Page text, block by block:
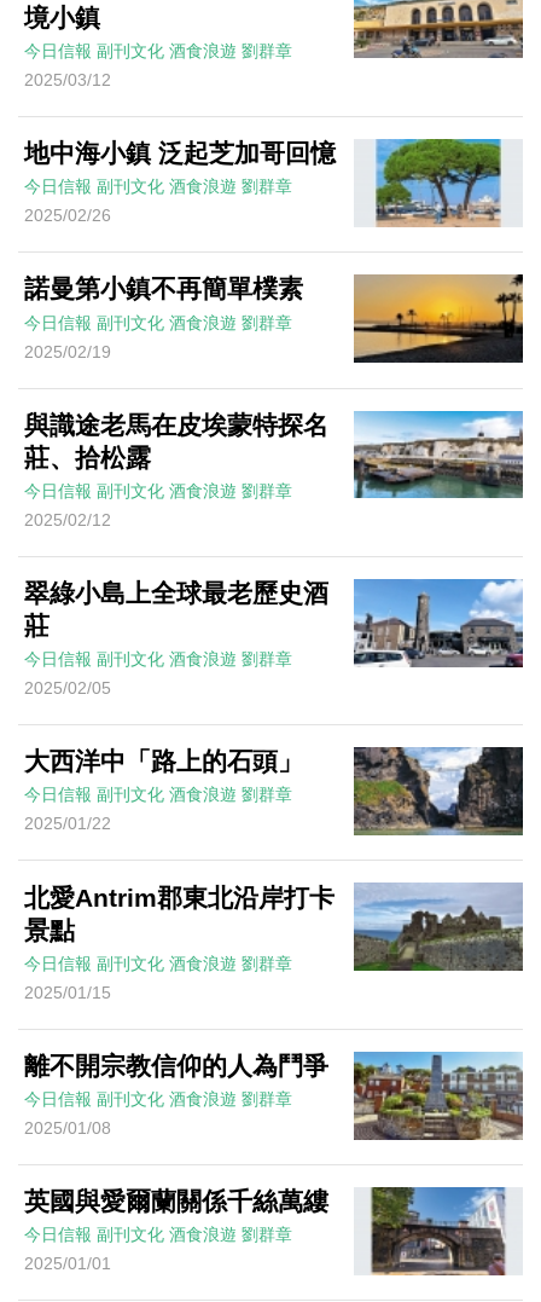
境小鎮
今日信報 副刊文化 酒食浪遊 劉群章
2025/03/12
地中海小鎮 泛起芝加哥回憶
今日信報 副刊文化 酒食浪遊 劉群章
2025/02/26
諾曼第小鎮不再簡單樸素
今日信報 副刊文化 酒食浪遊 劉群章
2025/02/19
與識途老馬在皮埃蒙特探名
莊、拾松露
今日信報 副刊文化 酒食浪遊 劉群章
2025/02/12
翠綠小島上全球最老歷史酒
莊
今日信報 副刊文化 酒食浪遊 劉群章
2025/02/05
大西洋中「路上的石頭」
今日信報 副刊文化 酒食浪遊 劉群章
2025/01/22
北愛Antrim郡東北沿岸打卡
景點
今日信報 副刊文化 酒食浪遊 劉群章
2025/01/15
離不開宗教信仰的人為鬥爭
今日信報 副刊文化 酒食浪遊 劉群章
2025/01/08
英國與愛爾蘭關係千絲萬縷
今日信報 副刊文化 酒食浪遊 劉群章
2025/01/01